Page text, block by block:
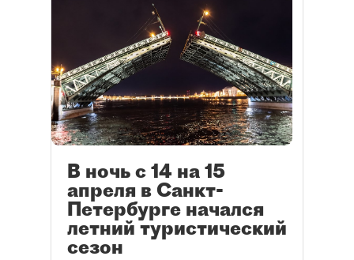
В ночь с 14 на 15
апреля в Санкт-
Петербурге начался
летний туристический
сезон